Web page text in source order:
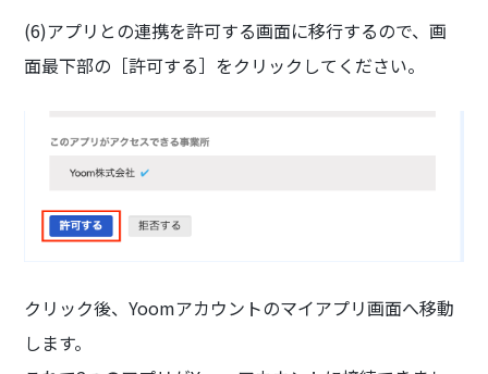
(6)アプリとの連携を許可する画面に移行するので、画
面最下部の［許可する］をクリックしてください。
クリック後、Yoomアカウントのマイアプリ画面へ移動
します。